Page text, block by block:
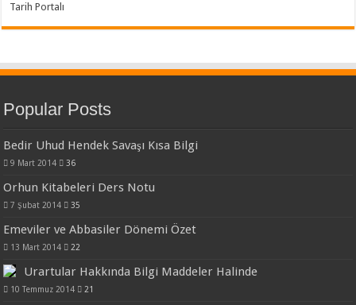
Tarih Portalı
Popular Posts
Bedir Uhud Hendek Savaşı Kısa Bilgi
9 Mart 2014 36
Orhun Kitabeleri Ders Notu
7 Şubat 2014 35
Emeviler ve Abbasiler Dönemi Özet
13 Mart 2014 22
Urartular Hakkında Bilgi Maddeler Halinde
10 Temmuz 2014 21